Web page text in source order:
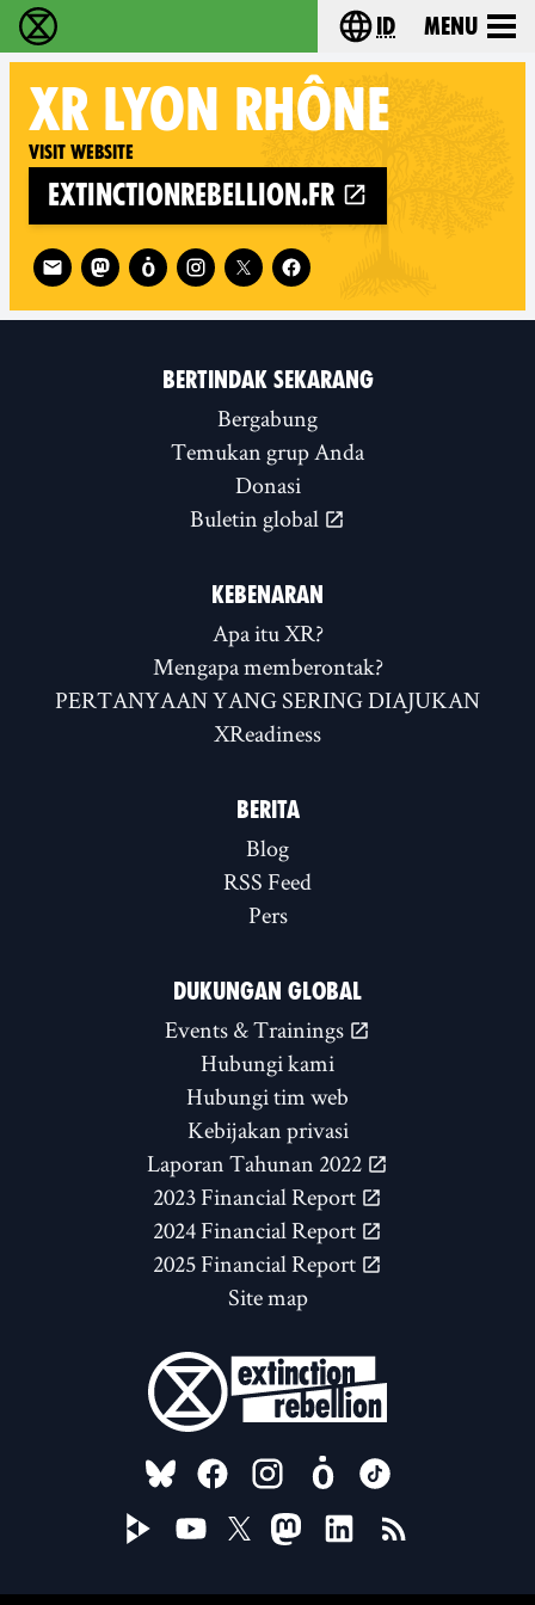
Extinction Rebellion (XR–Pemberontakan
Choose your
id Menu
XR LYON RHÔNE
Visit website
extinctionrebellion.fr
Follow XR Lyon Rhône on
BERTINDAK SEKARANG
Bergabung
Temukan grup Anda
Donasi
Buletin global
KEBENARAN
Apa itu XR?
Mengapa memberontak?
PERTANYAAN YANG SERING DIAJUKAN
XReadiness
BERITA
Blog
RSS Feed
Pers
DUKUNGAN GLOBAL
Events & Trainings
Hubungi kami
Hubungi tim web
Kebijakan privasi
Laporan Tahunan 2022
2023 Financial Report
2024 Financial Report
2025 Financial Report
Site map
FOLLOW US ON